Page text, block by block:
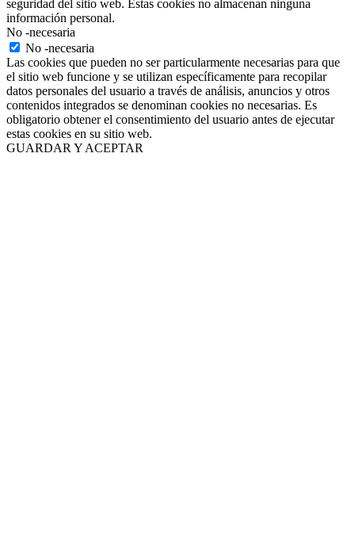
seguridad del sitio web. Estas cookies no almacenan ninguna
información personal.
No -necesaria
No -necesaria
Las cookies que pueden no ser particularmente necesarias para que
el sitio web funcione y se utilizan específicamente para recopilar
datos personales del usuario a través de análisis, anuncios y otros
contenidos integrados se denominan cookies no necesarias. Es
obligatorio obtener el consentimiento del usuario antes de ejecutar
estas cookies en su sitio web.
GUARDAR Y ACEPTAR